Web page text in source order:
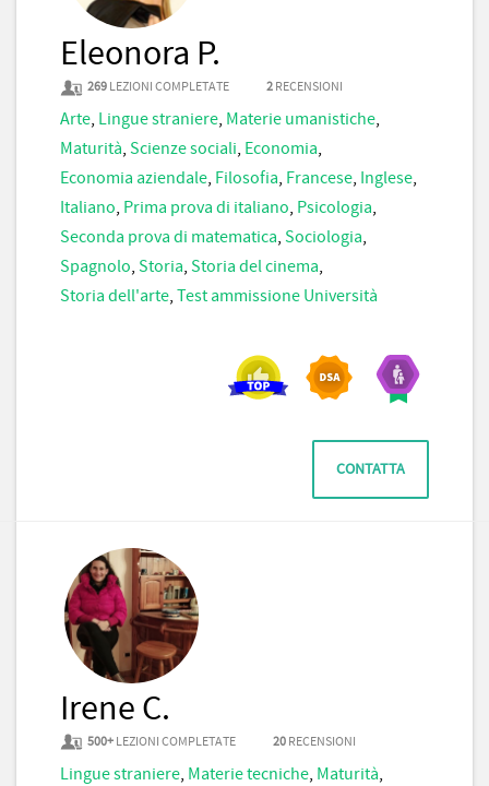
Eleonora P.
269 LEZIONI COMPLETATE 2 RECENSIONI
Arte, Lingue straniere, Materie umanistiche,
Maturità, Scienze sociali, Economia,
Economia aziendale, Filosofia, Francese, Inglese,
Italiano, Prima prova di italiano, Psicologia,
Seconda prova di matematica, Sociologia,
Spagnolo, Storia, Storia del cinema,
Storia dell'arte, Test ammissione Università
CONTATTA
Irene C.
500+ LEZIONI COMPLETATE 20 RECENSIONI
Lingue straniere, Materie tecniche, Maturità,